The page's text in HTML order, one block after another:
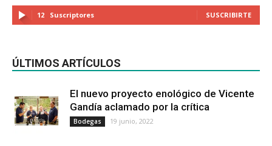
12 Suscriptores SUSCRIBIRTE
ÚLTIMOS ARTÍCULOS
El nuevo proyecto enológico de Vicente
Gandía aclamado por la crítica
Bodegas 19 junio, 2022